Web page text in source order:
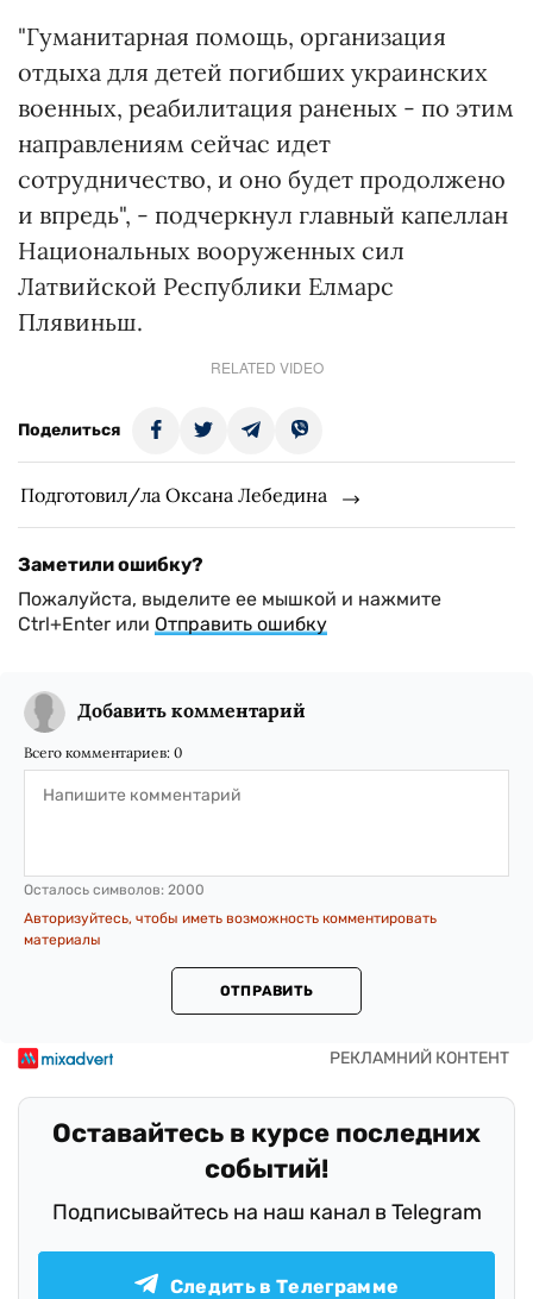
"Гуманитарная помощь, организация
отдыха для детей погибших украинских
военных, реабилитация раненых - по этим
направлениям сейчас идет
сотрудничество, и оно будет продолжено
и впредь", - подчеркнул главный капеллан
Национальных вооруженных сил
Латвийской Республики Елмарс
Плявиньш.
RELATED VIDEO
Поделиться
Подготовил/ла Оксана Лебедина
Заметили ошибку?
Пожалуйста, выделите ее мышкой и нажмите
Ctrl+Enter или Отправить ошибку
Добавить комментарий
Всего комментариев: 0
Осталось символов: 2000
Авторизуйтесь, чтобы иметь возможность комментировать
материалы
ОТПРАВИТЬ
Оставайтесь в курсе последних
событий!
Подписывайтесь на наш канал в Telegram
Следить в Телеграмме